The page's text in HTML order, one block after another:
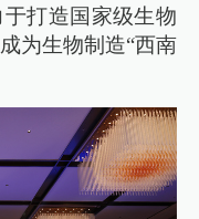
打造国家级生物
为生物制造“西南